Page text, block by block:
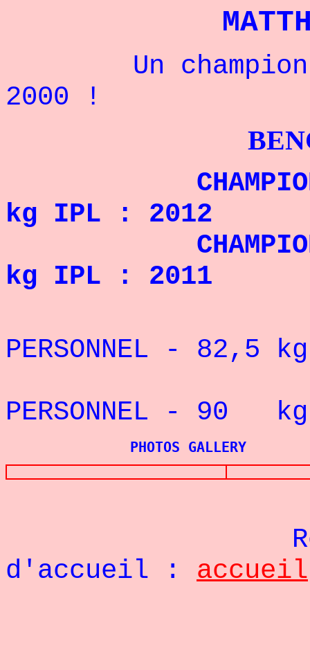
Un champion
2000 !
CHAMPION DU
kg IPL : 2012
CHAMPION
kg IPL : 2011
PERSONNEL - 82,5
PERSONNEL - 90
PHOTOS GALLERY
d'accueil : accueil